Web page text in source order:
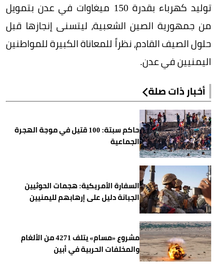
توليد كهرباء بقدرة 150 ميغاوات في عدن بتمويل
من جمهورية الصين الشعبية، ليتسنى إنجازها قبل
حلول الصيف القادم، نظراً للمعاناة الكبيرة للمواطنين
اليمنيين في عدن.
أخبار ذات صلة
حاكم سبتة: 100 قتيل في موجة الهجرة
الجماعية
السفارة الأمريكية: هجمات الحوثيين
الجبانة دليل على إرهابهم لليمنيين
مشروع «مسام» يتلف 4271 من الألغام
والمخلفات الحربية في أبين